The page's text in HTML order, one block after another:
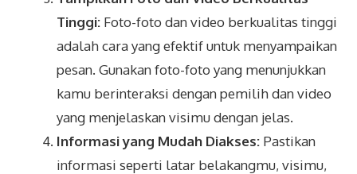
Tinggi: Foto-foto dan video berkualitas tinggi
adalah cara yang efektif untuk menyampaikan
pesan. Gunakan foto-foto yang menunjukkan
kamu berinteraksi dengan pemilih dan video
yang menjelaskan visimu dengan jelas.
Informasi yang Mudah Diakses: Pastikan
informasi seperti latar belakangmu, visimu,